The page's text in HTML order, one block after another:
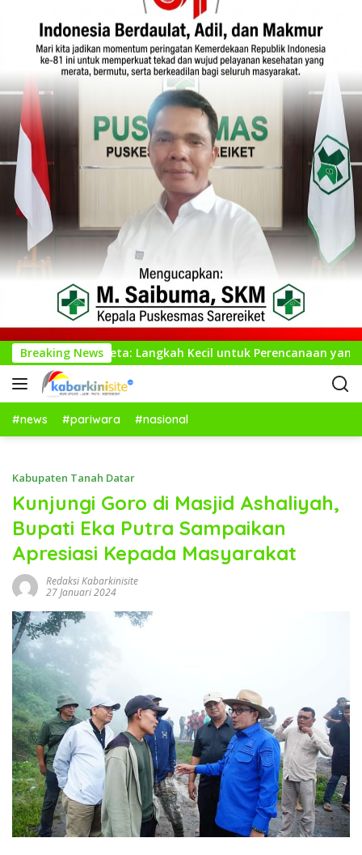
Breaking News
Peta: Langkah Kecil untuk Perencanaan yang Lebih Baik
#news #pariwara #nasional
Kabupaten Tanah Datar
Kunjungi Goro di Masjid Ashaliyah,
Bupati Eka Putra Sampaikan
Apresiasi Kepada Masyarakat
Redaksi Kabarkinisite
27 Januari 2024